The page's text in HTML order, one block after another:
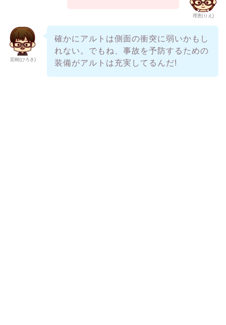
理恵(りえ)
宏樹(ひろき)
確かにアルトは側面の衝突に弱いかもし
れない。でもね、事故を予防するための
装備がアルトは充実してるんだ!